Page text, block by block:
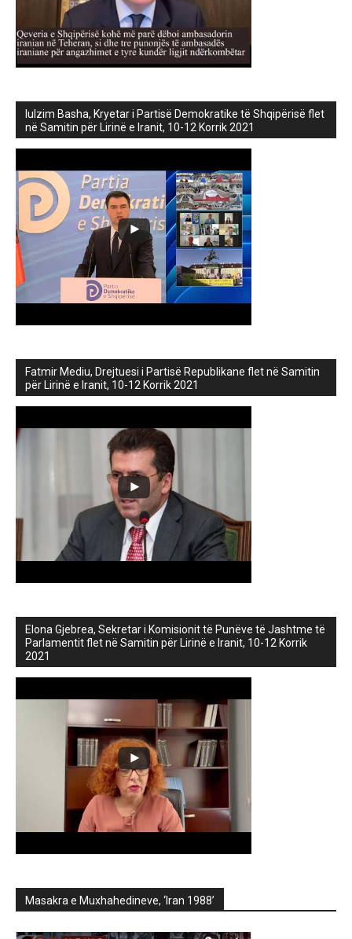
lulzim Basha, Kryetar i Partisë Demokratike të Shqipërisë flet
në Samitin për Lirinë e Iranit, 10-12 Korrik 2021
Fatmir Mediu, Drejtuesi i Partisë Republikane flet në Samitin
për Lirinë e Iranit, 10-12 Korrik 2021
Elona Gjebrea, Sekretar i Komisionit të Punëve të Jashtme të
Parlamentit flet në Samitin për Lirinë e Iranit, 10-12 Korrik
2021
Masakra e Muxhahedineve, ‘Iran 1988’